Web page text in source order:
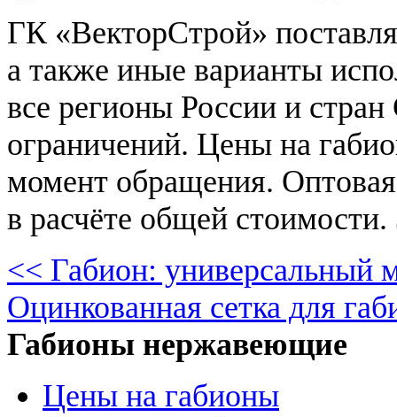
ГК «ВекторСтрой»
а также иные варианты
все регионы России и
ограничений. Цены на
момент обращения. Оптовая
в расчёте общей
<< Габион: универсальный
Оцинкованная сетка для
Габионы нержавеющие
Цены на габионы